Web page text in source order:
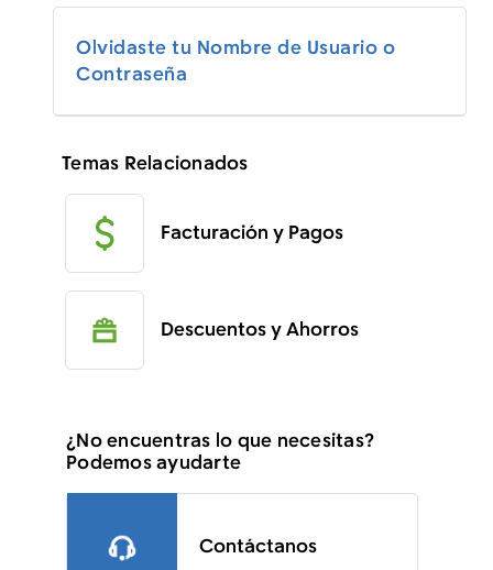
Olvidaste tu Nombre de Usuario o
Contraseña
Temas Relacionados
Facturación y Pagos
Descuentos y Ahorros
¿No encuentras lo que necesitas?
Podemos ayudarte
Contáctanos